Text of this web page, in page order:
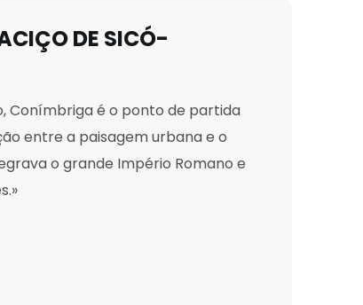
DE SICÓ-
Conímbriga é o ponto de partida
entre a paisagem urbana e o
o grande Império Romano e